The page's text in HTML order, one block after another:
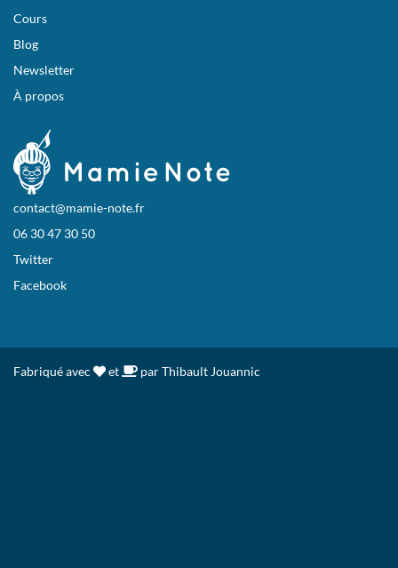
Cours
Blog
Newsletter
À propos
contact@mamie-note.fr
06 30 47 30 50
Twitter
Facebook
Fabriqué avec et par Thibault Jouannic